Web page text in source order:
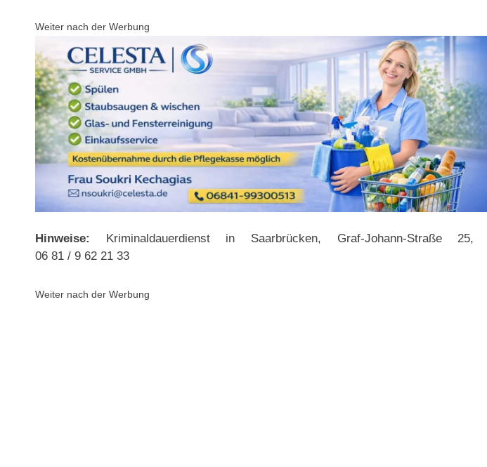
Weiter nach der Werbung
Hinweise:
Kriminaldauerdienst in Saarbrücken, Graf-Johann-Straße 25,
06 81 / 9 62 21 33
Weiter nach der Werbung